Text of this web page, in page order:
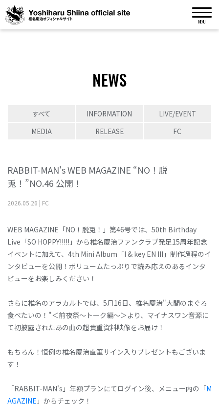
MENU
NEWS
すべて INFORMATION
LIVE/EVENT
MEDIA
RELEASE FC
RABBIT-MAN's WEB MAGAZINE “NO！脱
兎！”NO.46 公開！
2026.05.26 | FC
WEB MAGAZINE「NO！脱兎！」第46号では、50th Birthday
Live「SO HOPPY!!!!!」から椎名慶治ファンクラブ発足15周年記念
イベントに加えて、4th Mini Album「I & key EN III」制作過程のイ
ンタビューを公開！ボリュームたっぷりで読み応えのあるインタ
ビューをお楽しみください！
さらに椎名のアラカルトでは、5月16日、椎名慶治"大間のまぐろ
食べたいの！"＜前夜祭〜トーク編〜＞より、マイナスワン音源に
て初披露されたあの曲の超貴重資料映像をお届け！
もちろん！恒例の椎名慶治直筆サイン入りプレゼントもございま
す！
「RABBIT-MAN's」年額プランにてログイン後、メニュー内の「M
AGAZINE 」からチェック！